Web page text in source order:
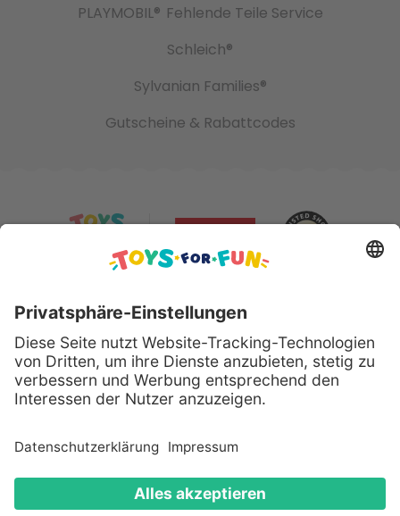
PLAYMOBIL® Fehlende Teile Service
Schleich®
Sylvanian Families®
Gutscheine & Rabattcodes
Sicher bezahlen mit:
Alle genannten Produkte und Logos sind eingetragene
Warenzeichen der jeweiligen Hersteller.
Copyright © 2008 - 2026 Toys for Fun GmbH - Alle